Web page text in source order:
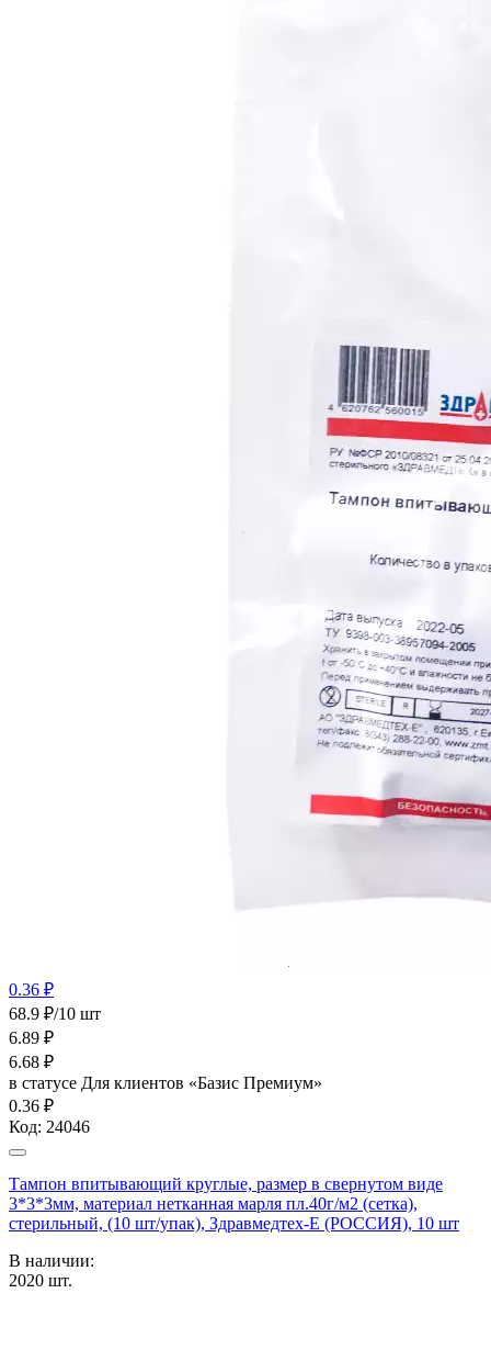
0.36 ₽
68.9 ₽/10 шт
6.89 ₽
6.68 ₽
в статусе Для клиентов «Базис Премиум»
0.36 ₽
Код: 24046
Тампон впитывающий круглые, размер в свернутом виде
3*3*3мм, материал нетканная марля пл.40г/м2 (сетка),
стерильный, (10 шт/упак), Здравмедтех-Е (РОССИЯ), 10 шт
В наличии:
2020 шт.